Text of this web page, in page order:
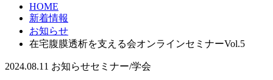
HOME
新着情報
お知らせ
在宅腹膜透析を支える会オンラインセミナーVol.5
2024.08.11 お知らせセミナー/学会